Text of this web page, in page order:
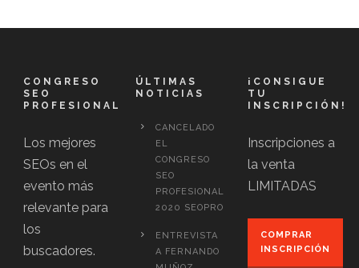
CONGRESO
SEO
PROFESIONAL
Los mejores
SEOs en el
evento más
relevante para
los
buscadores.
ÚLTIMAS
NOTICIAS
CANCELADO
EL
CONGRESO
SEO
PROFESIONAL
2020 SEOPRO
ENTREVISTA
A FERNANDO
¡CONSIGUE
TU
INSCRIPCIÓN!
Inscripciones a
la venta
LIMITADAS
COMPRAR
INSCRIPCIÓN